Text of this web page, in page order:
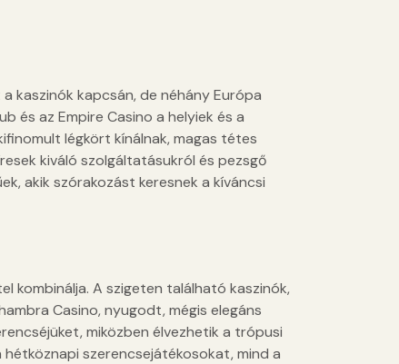
kaszinók kapcsán, de néhány Európa
és az Empire Casino a helyiek és a
légkört kínálnak, magas tétes
kiváló szolgáltatásukról és pezsgő
akik szórakozást keresnek a kíváncsi
kombinálja. A szigeten található kaszinók,
Casino, nyugodt, mégis elegáns
miközben élvezhetik a trópusi
szerencsejátékosokat, mind a